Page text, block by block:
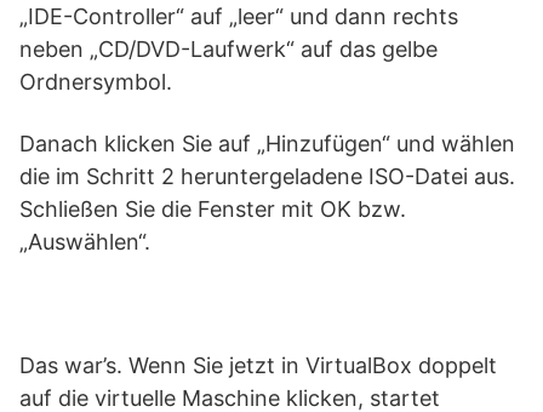
„IDE-Controller“ auf „leer“ und dann rechts
neben „CD/DVD-Laufwerk“ auf das gelbe
Ordnersymbol.
Danach klicken Sie auf „Hinzufügen“ und wählen
die im Schritt 2 heruntergeladene ISO-Datei aus.
Schließen Sie die Fenster mit OK bzw.
„Auswählen“.
Das war’s. Wenn Sie jetzt in VirtualBox doppelt
auf die virtuelle Maschine klicken, startet